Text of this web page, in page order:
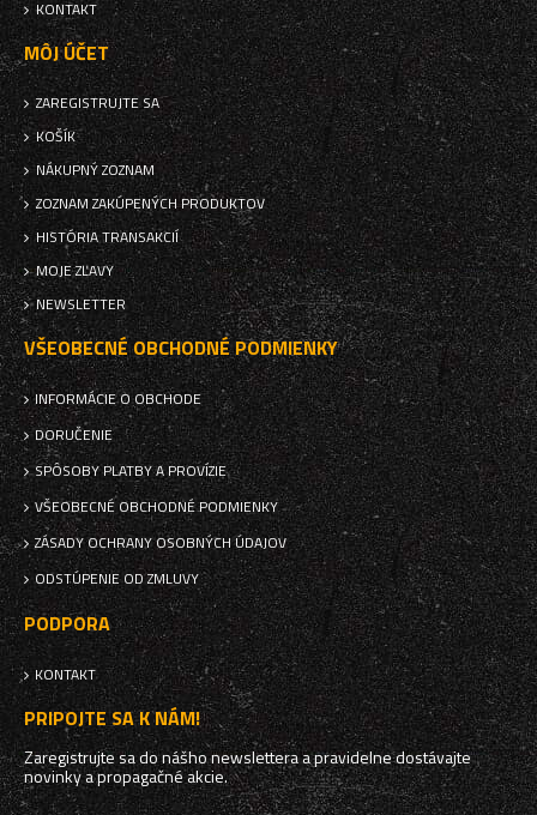
KONTAKT
MÔJ ÚČET
ZAREGISTRUJTE SA
KOŠÍK
NÁKUPNÝ ZOZNAM
ZOZNAM ZAKÚPENÝCH PRODUKTOV
HISTÓRIA TRANSAKCIÍ
MOJE ZĽAVY
NEWSLETTER
VŠEOBECNÉ OBCHODNÉ PODMIENKY
INFORMÁCIE O OBCHODE
DORUČENIE
SPÔSOBY PLATBY A PROVÍZIE
VŠEOBECNÉ OBCHODNÉ PODMIENKY
ZÁSADY OCHRANY OSOBNÝCH ÚDAJOV
ODSTÚPENIE OD ZMLUVY
PODPORA
KONTAKT
PRIPOJTE SA K NÁM!
Zaregistrujte sa do nášho newslettera a pravidelne dostávajte
novinky a propagačné akcie.